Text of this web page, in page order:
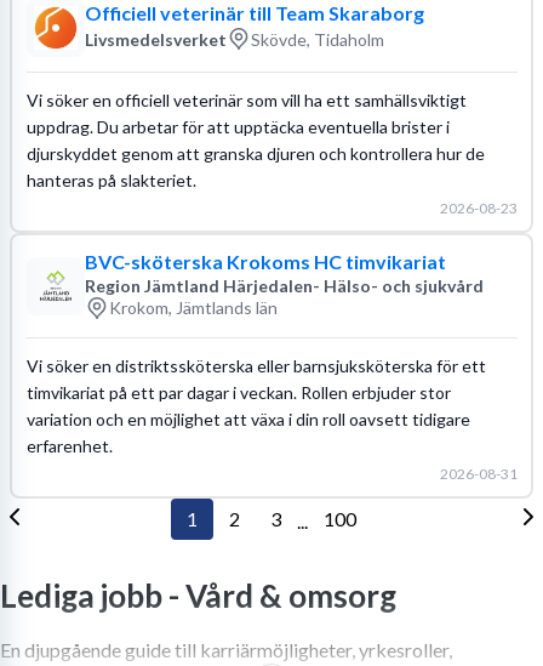
Officiell veterinär till Team Skaraborg
Livsmedelsverket Skövde, Tidaholm
Vi söker en officiell veterinär som vill ha ett samhällsviktigt
uppdrag. Du arbetar för att upptäcka eventuella brister i
djurskyddet genom att granska djuren och kontrollera hur de
hanteras på slakteriet.
2026-08-23
BVC-sköterska Krokoms HC timvikariat
Region Jämtland Härjedalen- Hälso- och sjukvård
Krokom, Jämtlands län
Vi söker en distriktssköterska eller barnsjuksköterska för ett
timvikariat på ett par dagar i veckan. Rollen erbjuder stor
variation och en möjlighet att växa i din roll oavsett tidigare
erfarenhet.
2026-08-31
1 2 3 ... 100
Lediga jobb -Vård & omsorg
En djupgående guide till karriärmöjligheter, yrkesroller,